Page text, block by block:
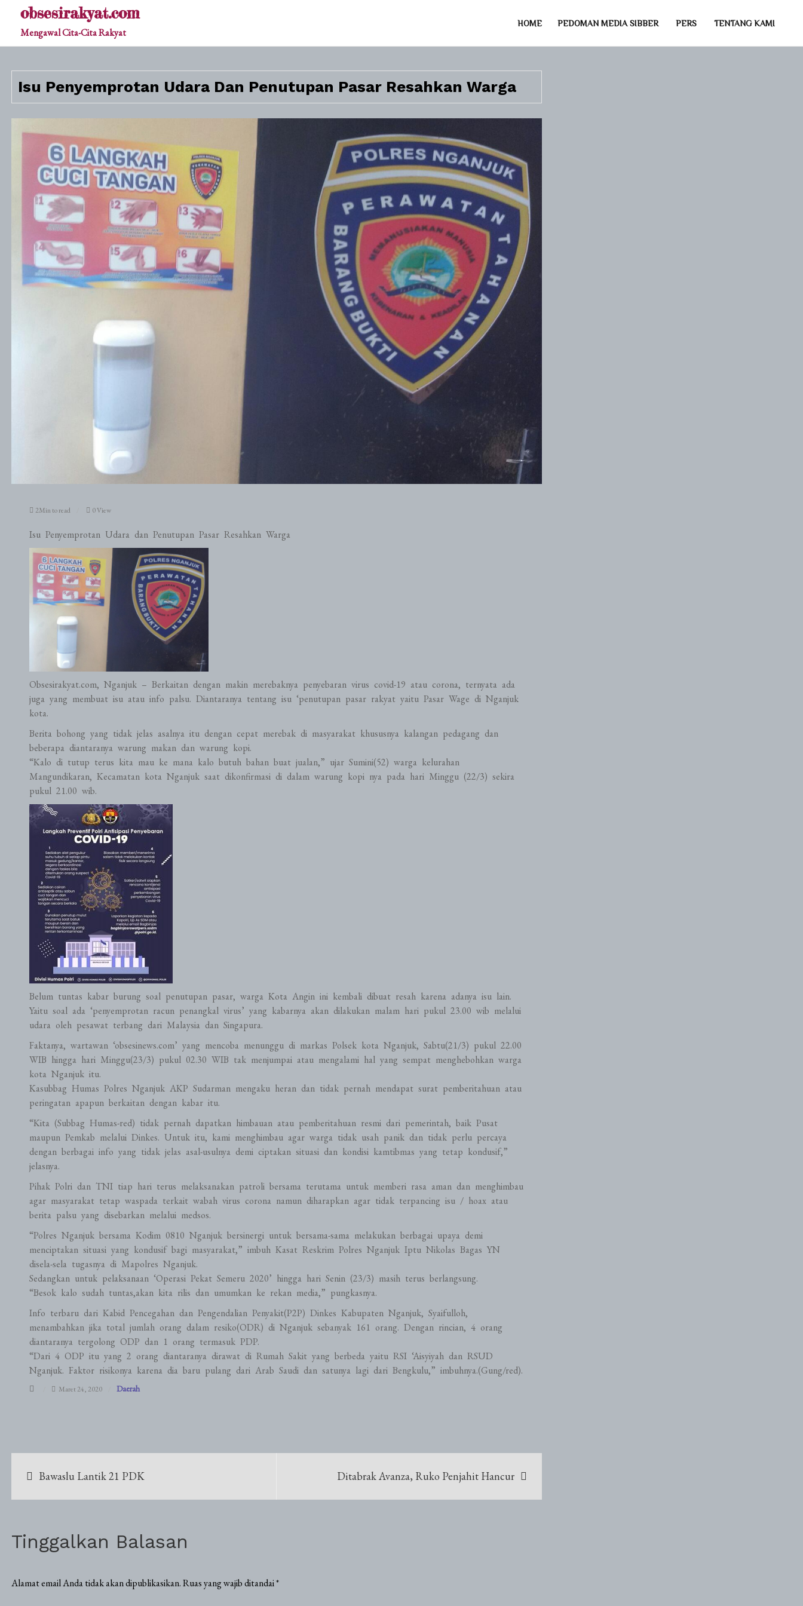
obsesirakyat.com
Mengawal Cita-Cita Rakyat
HOME PEDOMAN MEDIA SIBBER PERS TENTANG KAMI
Isu Penyemprotan Udara Dan Penutupan Pasar Resahkan Warga
2Min to read 0 View
Isu Penyemprotan Udara dan Penutupan Pasar Resahkan Warga
Obsesirakyat.com, Nganjuk – Berkaitan dengan makin merebaknya penyebaran virus covid-19 atau corona, ternyata ada
juga yang membuat isu atau info palsu. Diantaranya tentang isu ‘penutupan pasar rakyat yaitu Pasar Wage di Nganjuk
kota.
Berita bohong yang tidak jelas asalnya itu dengan cepat merebak di masyarakat khususnya kalangan pedagang dan
beberapa diantaranya warung makan dan warung kopi.
“Kalo di tutup terus kita mau ke mana kalo butuh bahan buat jualan,” ujar Sumini(52) warga kelurahan
Mangundikaran, Kecamatan kota Nganjuk saat dikonfirmasi di dalam warung kopi nya pada hari Minggu (22/3) sekira
pukul 21.00 wib.
Belum tuntas kabar burung soal penutupan pasar, warga Kota Angin ini kembali dibuat resah karena adanya isu lain.
Yaitu soal ada ‘penyemprotan racun penangkal virus’ yang kabarnya akan dilakukan malam hari pukul 23.00 wib melalui
udara oleh pesawat terbang dari Malaysia dan Singapura.
Faktanya, wartawan ‘obsesinews.com’ yang mencoba menunggu di markas Polsek kota Nganjuk, Sabtu(21/3) pukul 22.00
WIB hingga hari Minggu(23/3) pukul 02.30 WIB tak menjumpai atau mengalami hal yang sempat menghebohkan warga
kota Nganjuk itu.
Kasubbag Humas Polres Nganjuk AKP Sudarman mengaku heran dan tidak pernah mendapat surat pemberitahuan atau
peringatan apapun berkaitan dengan kabar itu.
“Kita (Subbag Humas-red) tidak pernah dapatkan himbauan atau pemberitahuan resmi dari pemerintah, baik Pusat
maupun Pemkab melalui Dinkes. Untuk itu, kami menghimbau agar warga tidak usah panik dan tidak perlu percaya
dengan berbagai info yang tidak jelas asal-usulnya demi ciptakan situasi dan kondisi kamtibmas yang tetap kondusif,”
jelasnya.
Pihak Polri dan TNI tiap hari terus melaksanakan patroli bersama terutama untuk memberi rasa aman dan menghimbau
agar masyarakat tetap waspada terkait wabah virus corona namun diharapkan agar tidak terpancing isu / hoax atau
berita palsu yang disebarkan melalui medsos.
“Polres Nganjuk bersama Kodim 0810 Nganjuk bersinergi untuk bersama-sama melakukan berbagai upaya demi
menciptakan situasi yang kondusif bagi masyarakat,” imbuh Kasat Reskrim Polres Nganjuk Iptu Nikolas Bagas YN
disela-sela tugasnya di Mapolres Nganjuk.
Sedangkan untuk pelaksanaan ‘Operasi Pekat Semeru 2020’ hingga hari Senin (23/3) masih terus berlangsung.
“Besok kalo sudah tuntas,akan kita rilis dan umumkan ke rekan media,” pungkasnya.
Info terbaru dari Kabid Pencegahan dan Pengendalian Penyakit(P2P) Dinkes Kabupaten Nganjuk, Syaifulloh,
menambahkan jika total jumlah orang dalam resiko(ODR) di Nganjuk sebanyak 161 orang. Dengan rincian, 4 orang
diantaranya tergolong ODP dan 1 orang termasuk PDP.
“Dari 4 ODP itu yang 2 orang diantaranya dirawat di Rumah Sakit yang berbeda yaitu RSI ‘Aisyiyah dan RSUD
Nganjuk. Faktor risikonya karena dia baru pulang dari Arab Saudi dan satunya lagi dari Bengkulu,” imbuhnya.(Gung/red).
Maret 24, 2020 Daerah
Navigasi
pos
Bawaslu Lantik 21 PDK Ditabrak Avanza, Ruko Penjahit Hancur
Tinggalkan Balasan
Alamat email Anda tidak akan dipublikasikan.Ruas yang wajib ditandai*